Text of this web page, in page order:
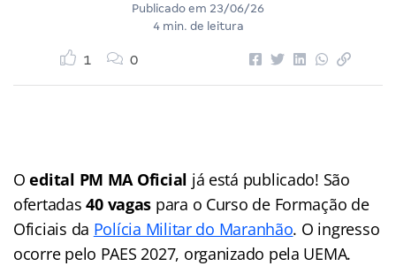
Publicado em 23/06/26
4 min. de leitura
1 0
Oedital PM MA Oficial já está publicado! São
ofertadas40 vagas para o Curso de Formação de
Oficiais da Polícia Militar do Maranhão. O ingresso
ocorre pelo PAES 2027, organizado pela UEMA.